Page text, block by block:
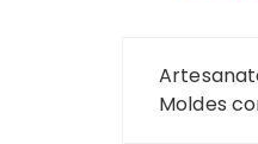
deMoldes